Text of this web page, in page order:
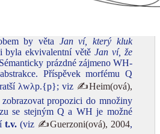
by věta Jan ví, který kluk
byla ekvivalentní větěJan ví, že
Sémanticky prázdné zájmeno WH-
Příspěvek morfému Q
λwλp.{p}; viz ✍Heim(ová),
propozici do množiny
se stejným Q a WH je možné
t.v. (viz ✍Guerzoni(ová), 2004,